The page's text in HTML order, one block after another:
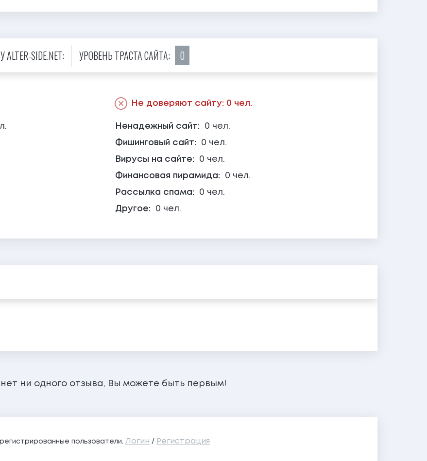
SIDE.NET: УРОВЕНЬ ТРАСТА САЙТА: 0
Не доверяют сайту: 0 чел.
Ненадежный сайт: 0 чел.
Фишинговый сайт: 0 чел.
Вирусы на сайте: 0 чел.
Финансовая пирамида: 0 чел.
Рассылка спама: 0 чел.
Другое: 0 чел.
нет ни одного отзыва, Вы можете быть первым!
пользователи. Логин / Регистрация